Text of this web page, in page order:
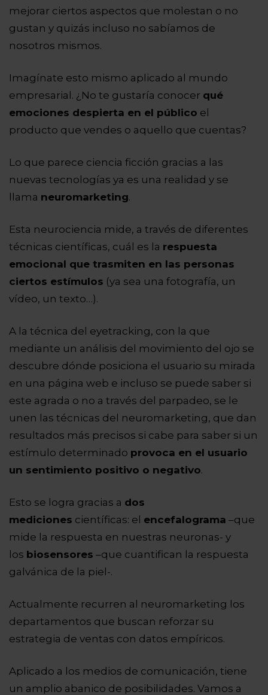
mejorar ciertos aspectos que molestan o no
gustan y quizás incluso no sabíamos de
nosotros mismos.
Imagínate esto mismo aplicado al mundo
empresarial. ¿No te gustaría conocer qué
emociones despierta en el público el
producto que vendes o aquello que cuentas?
Lo que parece ciencia ficción gracias a las
nuevas tecnologías ya es una realidad y se
llama neuromarketing.
Esta neurociencia mide, a través de diferentes
técnicas científicas, cuál es la respuesta
emocional que trasmiten en las personas
ciertos estímulos (ya sea una fotografía, un
vídeo, un texto…).
A la técnica del eyetracking, con la que
mediante un análisis del movimiento del ojo se
descubre dónde posiciona el usuario su mirada
en una página web e incluso se puede saber si
este agrada o no a través del parpadeo, se le
unen las técnicas del neuromarketing, que dan
resultados más precisos si cabe para saber si un
estímulo determinado provoca en el usuario
un sentimiento positivo o negativo.
Esto se logra gracias a dos
mediciones científicas: el encefalograma –que
mide la respuesta en nuestras neuronas- y
los biosensores –que cuantifican la respuesta
galvánica de la piel-.
Actualmente recurren al neuromarketing los
departamentos que buscan reforzar su
estrategia de ventas con datos empíricos.
Aplicado a los medios de comunicación, tiene
un amplio abanico de posibilidades. Vamos a